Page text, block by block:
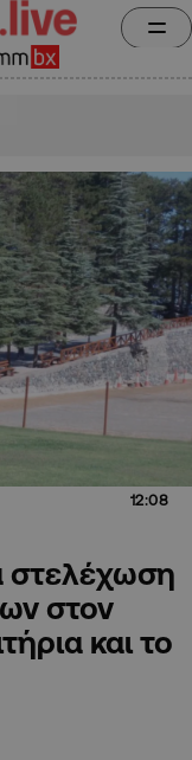
12:08
στελέχωση
στον
και το